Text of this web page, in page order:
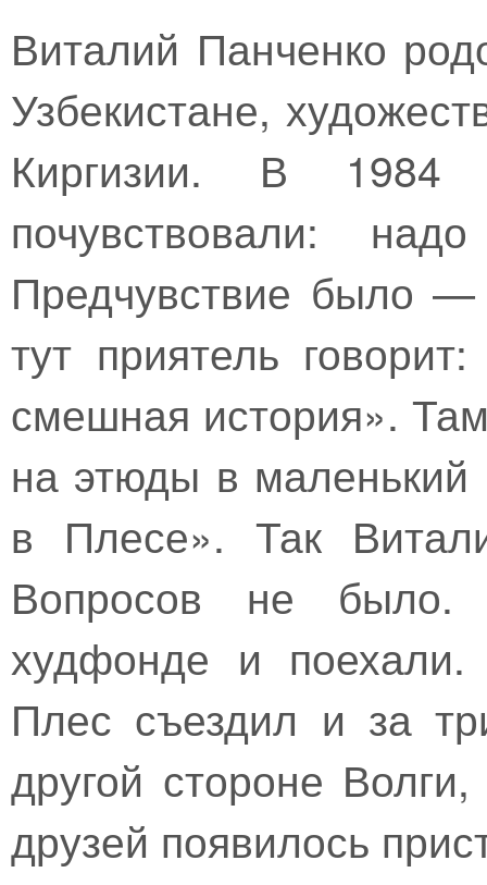
Виталий Панченко
Узбекистане,
Киргизии. В
почувствовали:
Предчувствие было —
тут приятель
смешная история».
на этюды в маленький
в Плесе». Так
Вопросов не
худфонде и
Плес съездил и за
другой стороне
друзей появилось